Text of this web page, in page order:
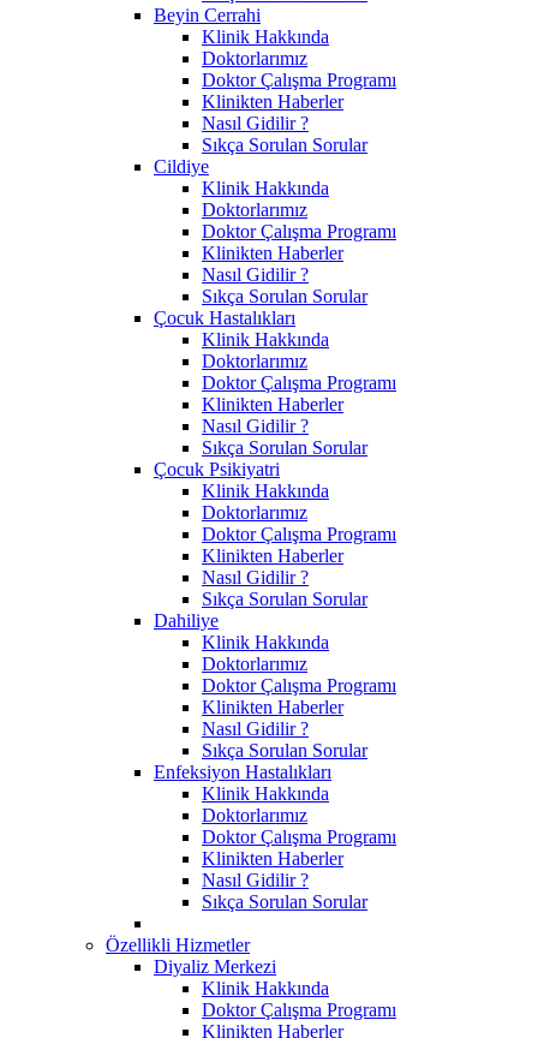
Beyin Cerrahi
Klinik Hakkında
Doktorlarımız
Doktor Çalışma Programı
Klinikten Haberler
Nasıl Gidilir ?
Sıkça Sorulan Sorular
Cildiye
Klinik Hakkında
Doktorlarımız
Doktor Çalışma Programı
Klinikten Haberler
Nasıl Gidilir ?
Sıkça Sorulan Sorular
Çocuk Hastalıkları
Klinik Hakkında
Doktorlarımız
Doktor Çalışma Programı
Klinikten Haberler
Nasıl Gidilir ?
Sıkça Sorulan Sorular
Çocuk Psikiyatri
Klinik Hakkında
Doktorlarımız
Doktor Çalışma Programı
Klinikten Haberler
Nasıl Gidilir ?
Sıkça Sorulan Sorular
Dahiliye
Klinik Hakkında
Doktorlarımız
Doktor Çalışma Programı
Klinikten Haberler
Nasıl Gidilir ?
Sıkça Sorulan Sorular
Enfeksiyon Hastalıkları
Klinik Hakkında
Doktorlarımız
Doktor Çalışma Programı
Klinikten Haberler
Nasıl Gidilir ?
Sıkça Sorulan Sorular
Özellikli Hizmetler
Diyaliz Merkezi
Klinik Hakkında
Doktor Çalışma Programı
Klinikten Haberler